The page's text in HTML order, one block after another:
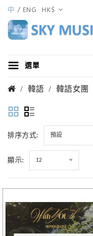
中 ENG HK$
選單
韓語 韓語女團
排序方式: 預設
顯示: 12